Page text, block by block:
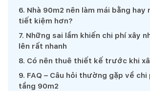
6. Nhà 90m2 nên làm mái bằng hay
tiết kiệm hơn?
7. Những sai lầm khiến chi phí xây
lên rất nhanh
8. Có nên thuê thiết kế trước khi
9. FAQ – Câu hỏi thường gặp về chi
tầng 90m2